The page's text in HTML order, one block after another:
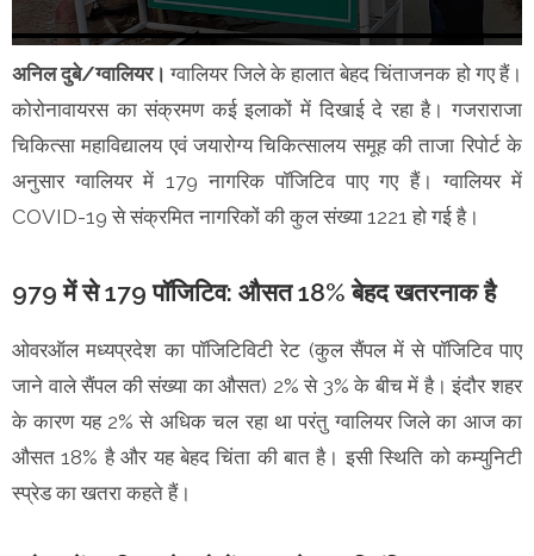
अनिल दुबे/ग्वालियर। ग्वालियर जिले के हालात बेहद चिंताजनक हो गए हैं।
कोरोनावायरस का संक्रमण कई इलाकों में दिखाई दे रहा है। गजराराजा
चिकित्सा महाविद्यालय एवं जयारोग्य चिकित्सालय समूह की ताजा रिपोर्ट के
अनुसार ग्वालियर में 179 नागरिक पॉजिटिव पाए गए हैं। ग्वालियर में
COVID-19 से संक्रमित नागरिकों की कुल संख्या 1221 हो गई है।
979 में से 179 पॉजिटिव: औसत 18% बेहद खतरनाक है
ओवरऑल मध्यप्रदेश का पॉजिटिविटी रेट (कुल सैंपल में से पॉजिटिव पाए
जाने वाले सैंपल की संख्या का औसत) 2% से 3% के बीच में है। इंदौर शहर
के कारण यह 2% से अधिक चल रहा था परंतु ग्वालियर जिले का आज का
औसत 18% है और यह बेहद चिंता की बात है। इसी स्थिति को कम्युनिटी
स्प्रेड का खतरा कहते हैं।